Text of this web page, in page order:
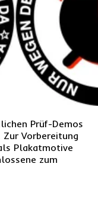
Prüf-Demos
Vorbereitung
Plakatmotive
zum